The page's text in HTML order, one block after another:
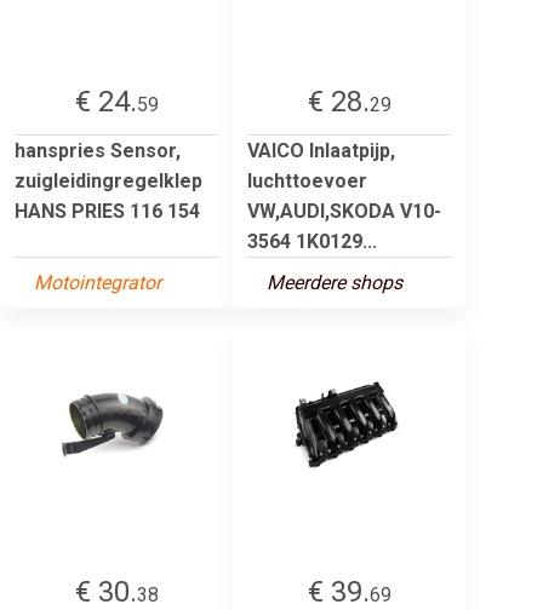
€ 24.59
hanspries Sensor,
zuigleidingregelklep
HANS PRIES 116 154
Motointegrator
€ 28.29
VAICO Inlaatpijp,
luchttoevoer
VW,AUDI,SKODA V10-
3564 1K0129...
Meerdere shops
€ 30.38
€ 39.69